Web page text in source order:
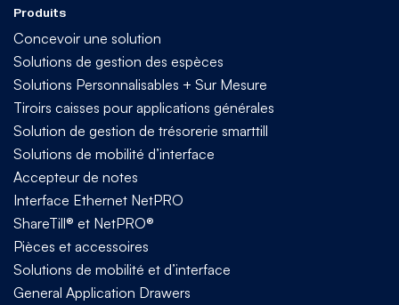
Produits
Concevoir une solution
Solutions de gestion des espèces
Solutions Personnalisables + Sur Mesure
Tiroirs caisses pour applications générales
Solution de gestion de trésorerie smarttill
Solutions de mobilité d’interface
Accepteur de notes
Interface Ethernet NetPRO
ShareTill® et NetPRO®
Pièces et accessoires
Solutions de mobilité et d’interface
General Application Drawers